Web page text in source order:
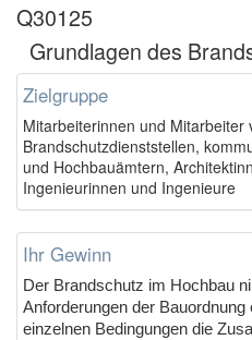
Q30125
Grundlagen des
Zielgruppe
Mitarbeiterinnen und Mitarbeiter
Brandschutzdienststellen,
und Hochbauämtern,
Ingenieurinnen und Ingenieure
Ihr Gewinn
Der Brandschutz im Hochbau
Anforderungen der
einzelnen Bedingungen die